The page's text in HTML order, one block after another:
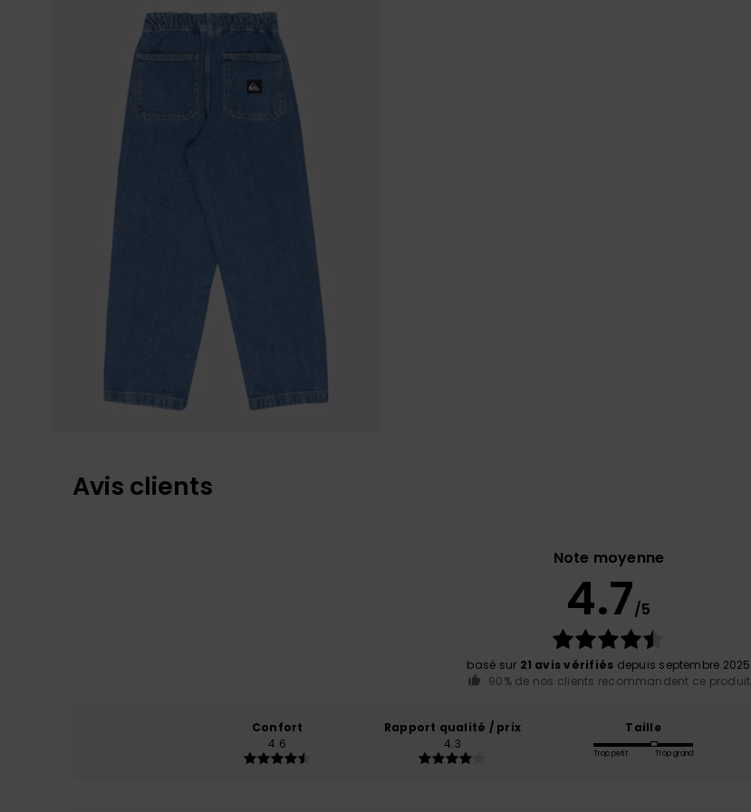
Avis clients
Note moyenne
4.7/5
basé sur 21 avis vérifiés depuis septembre 2025
90% de nos clients recommandent ce produit
Confort
4.6
Rapport qualité / prix
4.3
Taille
Trop petit Trop grand